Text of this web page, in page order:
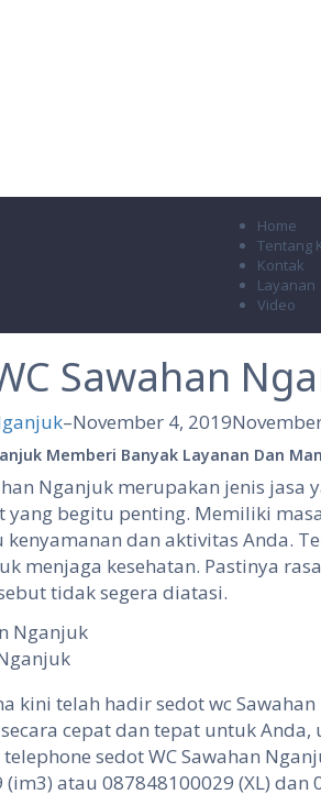
Home
Tentang
Kontak
Layanan
Video
Sawahan
–November 4, 2019
Memberi Banyak Layanan Dan
Nganjuk merupakan jenis jasa
begitu penting. Memiliki
dan aktivitas Anda.
menjaga kesehatan. Pastinya
tidak segera diatasi.
kini telah hadir sedot wc
cepat dan tepat untuk
sedot WC Sawahan
atau 087848100029 (XL) dan